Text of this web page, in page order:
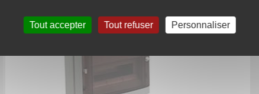
Tout accepter Tout refuser Personnaliser